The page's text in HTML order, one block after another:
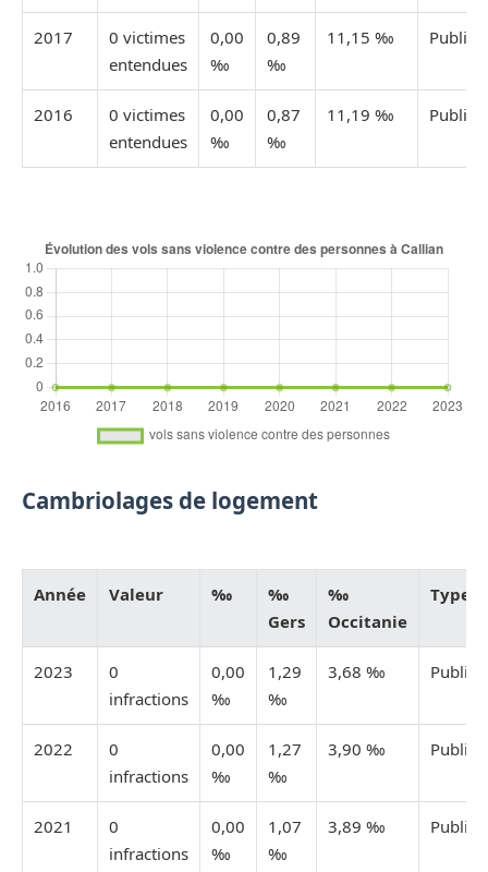
2017
0 victimes
entendues
0,00
‰
0,89
‰
11,15 ‰ Publiée
2016
0 victimes
entendues
0,00
‰
0,87
‰
11,19 ‰ Publiée
Cambriolages de logement
Année Valeur ‰
‰
Gers
‰
Occitanie
Type
2023
0
infractions
0,00
‰
1,29
‰
3,68 ‰ Publiée
2022
0
infractions
0,00
‰
1,27
‰
3,90 ‰ Publiée
2021
0
infractions
0,00
‰
1,07
‰
3,89 ‰ Publiée